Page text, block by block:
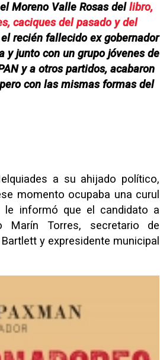
Moreno Valle Rosas dellibro,
caciques del pasado y del
recién fallecido ex gobernador
y junto con un grupo jóvenes de
y a otros partidos, acabaron
con las mismas formas del
a su ahijado político,
momento ocupaba una curul
le informó que el candidato a
Torres, secretario de
y expresidente municipal